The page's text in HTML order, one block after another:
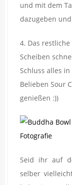
und mit dem
dazugeben
4. Das
Scheiben
Schluss alles
Belieben Sour
genießen :))
Seid ihr auf
selber